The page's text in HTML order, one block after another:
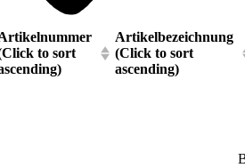
to sort
Artikelbezeichnung
(Click to sort
ascending)